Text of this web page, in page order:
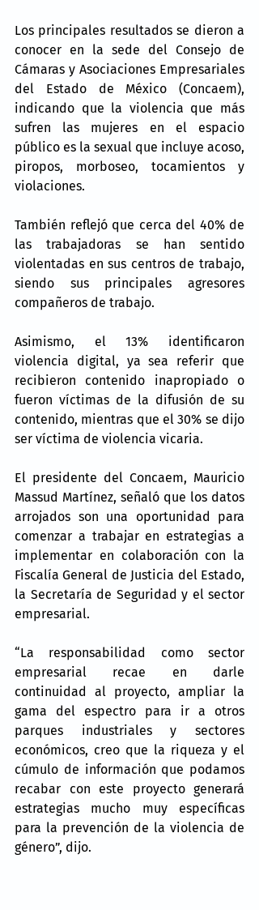
Los principales resultados se dieron a
conocer en la sede del Consejo de
Cámaras y Asociaciones Empresariales
del Estado de México (Concaem),
indicando que la violencia que más
sufren las mujeres en el espacio
público es la sexual que incluye acoso,
piropos, morboseo, tocamientos y
violaciones.
También reflejó que cerca del 40% de
las trabajadoras se han sentido
violentadas en sus centros de trabajo,
siendo sus principales agresores
compañeros de trabajo.
Asimismo, el 13% identificaron
violencia digital, ya sea referir que
recibieron contenido inapropiado o
fueron víctimas de la difusión de su
contenido, mientras que el 30% se dijo
ser víctima de violencia vicaria.
El presidente del Concaem, Mauricio
Massud Martínez, señaló que los datos
arrojados son una oportunidad para
comenzar a trabajar en estrategias a
implementar en colaboración con la
Fiscalía General de Justicia del Estado,
la Secretaría de Seguridad y el sector
empresarial.
“La responsabilidad como sector
empresarial recae en darle
continuidad al proyecto, ampliar la
gama del espectro para ir a otros
parques industriales y sectores
económicos, creo que la riqueza y el
cúmulo de información que podamos
recabar con este proyecto generará
estrategias mucho muy específicas
para la prevención de la violencia de
género”, dijo.